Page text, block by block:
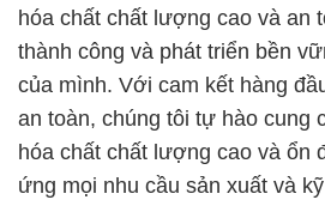
hóa chất chất lượng cao và an
thành công và phát triển bền
của mình. Với cam kết hàng
an toàn, chúng tôi tự hào cung
hóa chất chất lượng cao và ổn
ứng mọi nhu cầu sản xuất và